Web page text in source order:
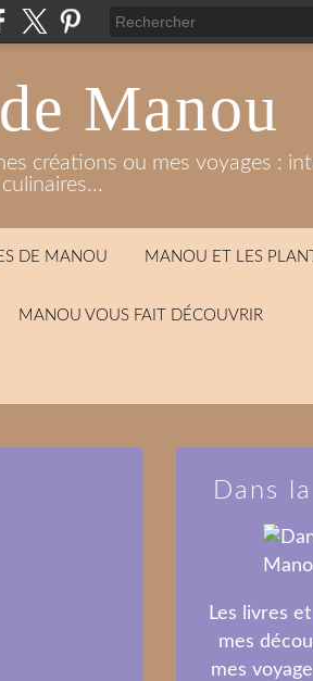
Manou
créations ou mes voyages :
DE MANOU MANOU ET LES
MANOU VOUS FAIT DÉCOUVRIR
Dans
Les livres
mes
mes